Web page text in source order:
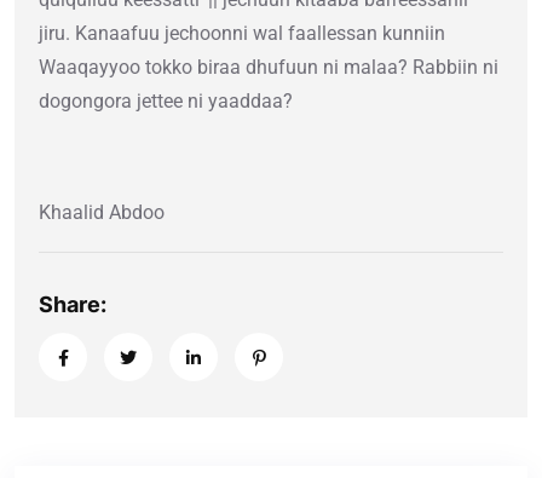
jiru. Kanaafuu jechoonni wal faallessan kunniin
Waaqayyoo tokko biraa dhufuun ni malaa? Rabbiin ni
dogongora jettee ni yaaddaa?
Khaalid Abdoo
Share: